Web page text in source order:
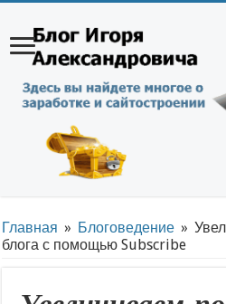
Главная » Блоговедение »
блога с помощью Subscribe